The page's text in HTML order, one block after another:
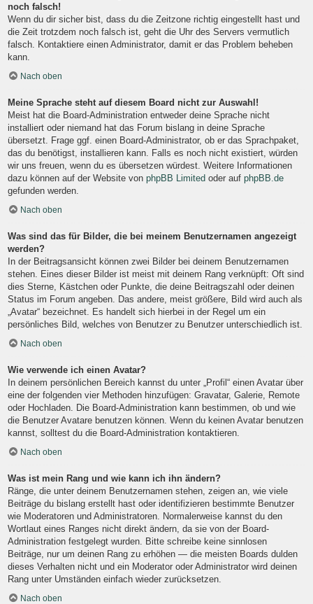
noch falsch!
Wenn du dir sicher bist, dass du die Zeitzone richtig eingestellt hast und
die Zeit trotzdem noch falsch ist, geht die Uhr des Servers vermutlich
falsch. Kontaktiere einen Administrator, damit er das Problem beheben
kann.
Nach oben
Meine Sprache steht auf diesem Board nicht zur Auswahl!
Meist hat die Board-Administration entweder deine Sprache nicht
installiert oder niemand hat das Forum bislang in deine Sprache
übersetzt. Frage ggf. einen Board-Administrator, ob er das Sprachpaket,
das du benötigst, installieren kann. Falls es noch nicht existiert, würden
wir uns freuen, wenn du es übersetzen würdest. Weitere Informationen
dazu können auf der Website von phpBB Limited oder auf phpBB.de
gefunden werden.
Nach oben
Was sind das für Bilder, die bei meinem Benutzernamen angezeigt
werden?
In der Beitragsansicht können zwei Bilder bei deinem Benutzernamen
stehen. Eines dieser Bilder ist meist mit deinem Rang verknüpft: Oft sind
dies Sterne, Kästchen oder Punkte, die deine Beitragszahl oder deinen
Status im Forum angeben. Das andere, meist größere, Bild wird auch als
„Avatar“ bezeichnet. Es handelt sich hierbei in der Regel um ein
persönliches Bild, welches von Benutzer zu Benutzer unterschiedlich ist.
Nach oben
Wie verwende ich einen Avatar?
In deinem persönlichen Bereich kannst du unter „Profil“ einen Avatar über
eine der folgenden vier Methoden hinzufügen: Gravatar, Galerie, Remote
oder Hochladen. Die Board-Administration kann bestimmen, ob und wie
die Benutzer Avatare benutzen können. Wenn du keinen Avatar benutzen
kannst, solltest du die Board-Administration kontaktieren.
Nach oben
Was ist mein Rang und wie kann ich ihn ändern?
Ränge, die unter deinem Benutzernamen stehen, zeigen an, wie viele
Beiträge du bislang erstellt hast oder identifizieren bestimmte Benutzer
wie Moderatoren und Administratoren. Normalerweise kannst du den
Wortlaut eines Ranges nicht direkt ändern, da sie von der Board-
Administration festgelegt wurden. Bitte schreibe keine sinnlosen
Beiträge, nur um deinen Rang zu erhöhen — die meisten Boards dulden
dieses Verhalten nicht und ein Moderator oder Administrator wird deinen
Rang unter Umständen einfach wieder zurücksetzen.
Nach oben